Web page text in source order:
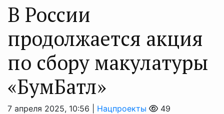
В России
продолжается акция
по сбору макулатуры
«БумБатл»
7 апреля 2025, 10:56 | Нацпроекты 49